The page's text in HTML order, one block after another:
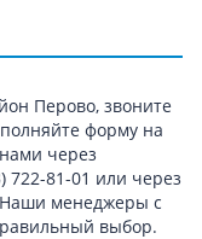
Перово, звоните
форму на
через
722-81-01 или через
менеджеры с
выбор.